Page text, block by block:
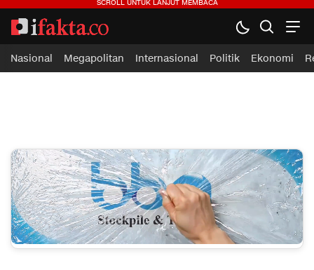
ifakta.co
#pastibenar
Nasional Megapolitan Internasional Politik Ekonomi